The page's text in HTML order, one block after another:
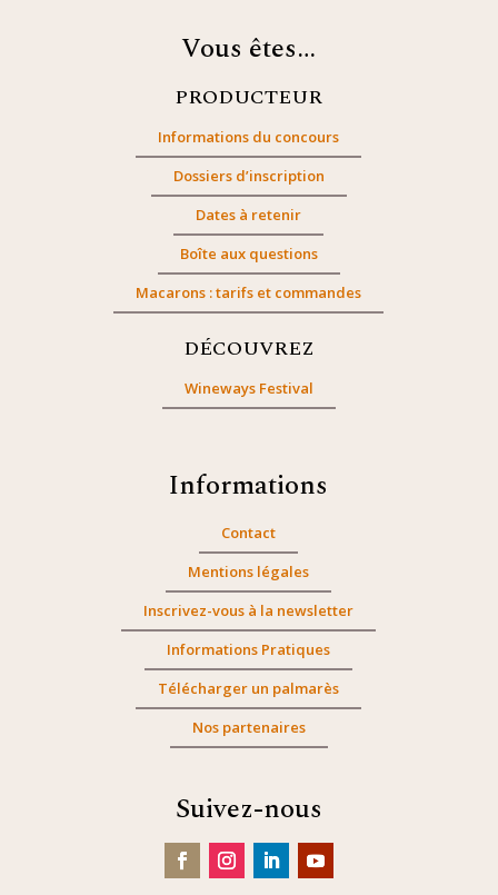
Vous êtes…
PRODUCTEUR
Informations du concours
Dossiers d’inscription
Dates à retenir
Boîte aux questions
Macarons : tarifs et commandes
DÉCOUVREZ
Wineways Festival
Informations
Contact
Mentions légales
Inscrivez-vous à la newsletter
Informations Pratiques
Télécharger un palmarès
Nos partenaires
Suivez-nous